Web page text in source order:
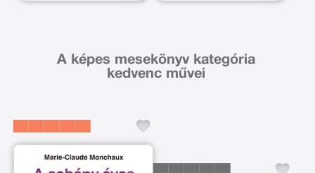
A képes mesekönyv kategória
kedvenc művei